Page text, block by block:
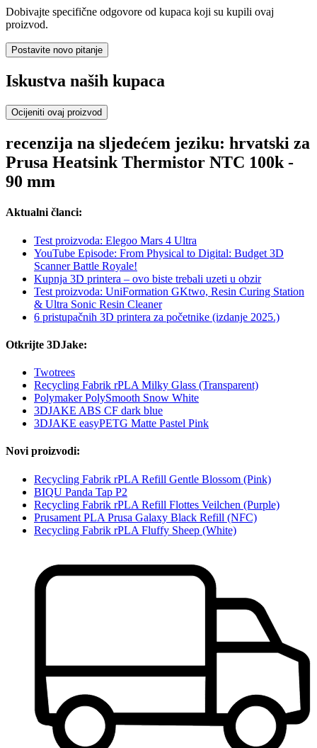
Dobivajte specifične odgovore od kupaca koji su kupili ovaj
proizvod.
Postavite novo pitanje
Iskustva naših kupaca
Ocijeniti ovaj proizvod
recenzija na sljedećem jeziku: hrvatski za
Prusa Heatsink Thermistor NTC 100k -
90 mm
Aktualni članci:
Test proizvoda: Elegoo Mars 4 Ultra
YouTube Episode: From Physical to Digital: Budget 3D
Scanner Battle Royale!
Kupnja 3D printera – ovo biste trebali uzeti u obzir
Test proizvoda: UniFormation GKtwo, Resin Curing Station
& Ultra Sonic Resin Cleaner
6 pristupačnih 3D printera za početnike (izdanje 2025.)
Otkrijte 3DJake:
Twotrees
Recycling Fabrik rPLA Milky Glass (Transparent)
Polymaker PolySmooth Snow White
3DJAKE ABS CF dark blue
3DJAKE easyPETG Matte Pastel Pink
Novi proizvodi:
Recycling Fabrik rPLA Refill Gentle Blossom (Pink)
BIQU Panda Tap P2
Recycling Fabrik rPLA Refill Flottes Veilchen (Purple)
Prusament PLA Prusa Galaxy Black Refill (NFC)
Recycling Fabrik rPLA Fluffy Sheep (White)